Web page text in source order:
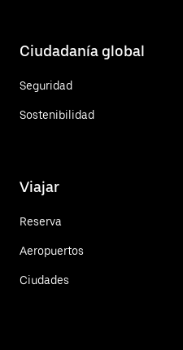
Ciudadanía global
Seguridad
Sostenibilidad
Viajar
Reserva
Aeropuertos
Ciudades